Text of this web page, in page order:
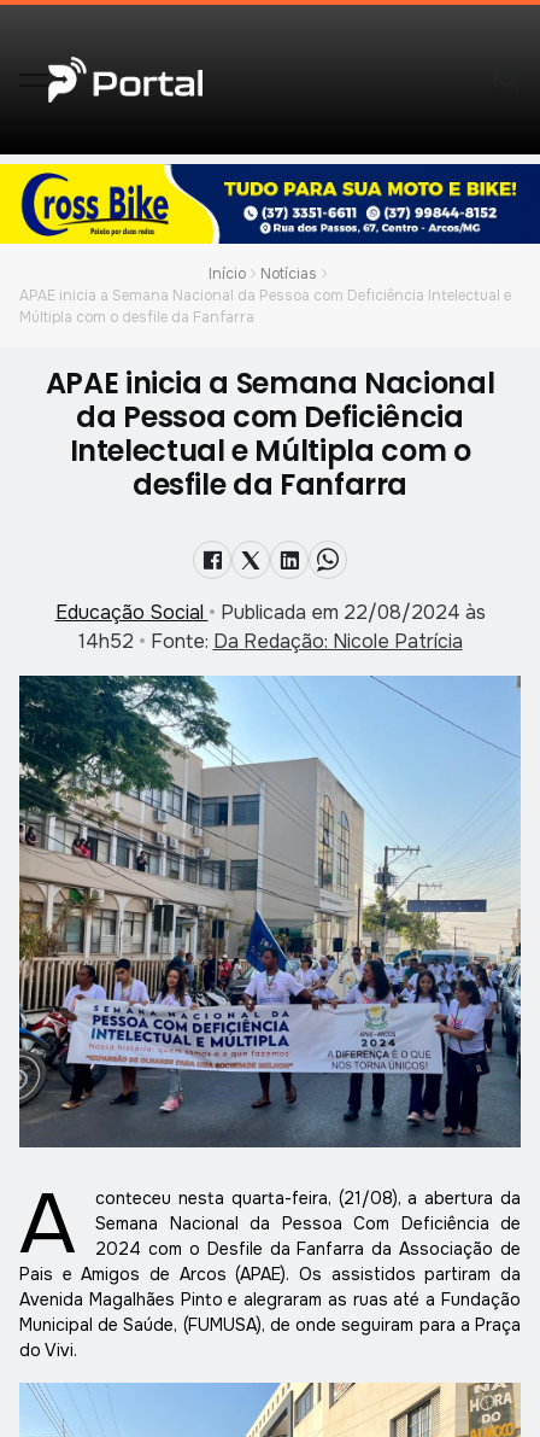
Início
Notícias
APAE inicia a Semana Nacional da Pessoa com Deficiência Intelectual e
Múltipla com o desfile da Fanfarra
APAE inicia a Semana Nacional
da Pessoa com Deficiência
Intelectual e Múltipla com o
desfile da Fanfarra
Educação Social • Publicada em 22/08/2024 às
14h52 • Fonte: Da Redação: Nicole Patrícia
A
conteceu nesta quarta-feira, (21/08), a abertura da
Semana Nacional da Pessoa Com Deficiência de
2024 com o Desfile da Fanfarra da Associação de
Pais e Amigos de Arcos (APAE). Os assistidos partiram da
Avenida Magalhães Pinto e alegraram as ruas até a Fundação
Municipal de Saúde, (FUMUSA), de onde seguiram para a Praça
do Vivi.